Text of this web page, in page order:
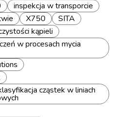
inspekcja w transporcie
X750
SITA
kąpieli
w procesach mycia
cząstek w liniach